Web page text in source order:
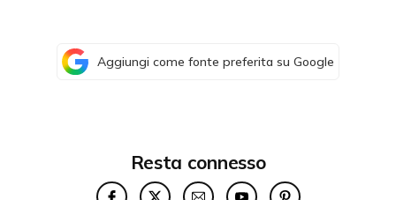
Aggiungi come fonte preferita su Google
Resta connesso